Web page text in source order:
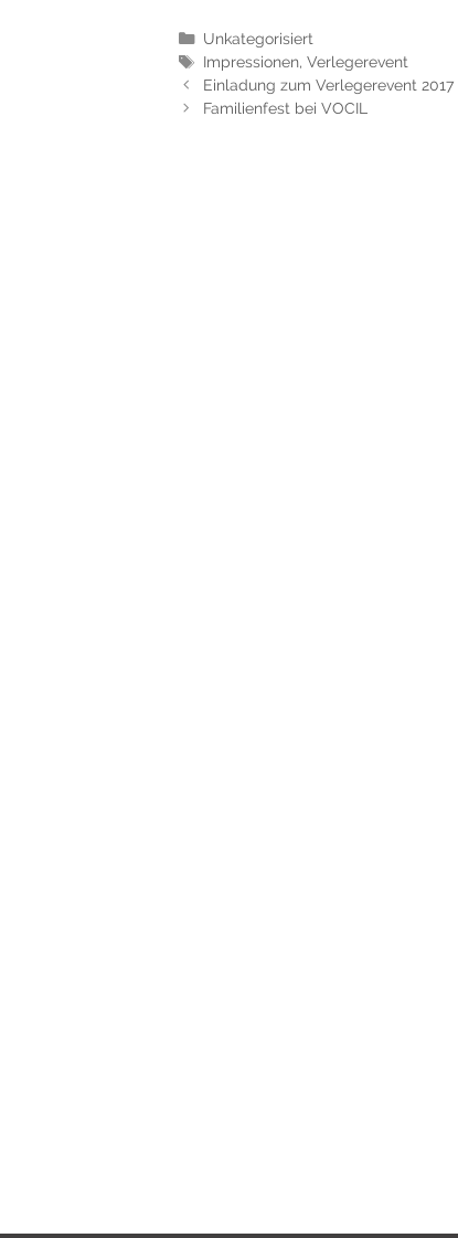
Unkategorisiert
Impressionen, Verlegerevent
Einladung zum Verlegerevent 2017
Familienfest bei VOCIL